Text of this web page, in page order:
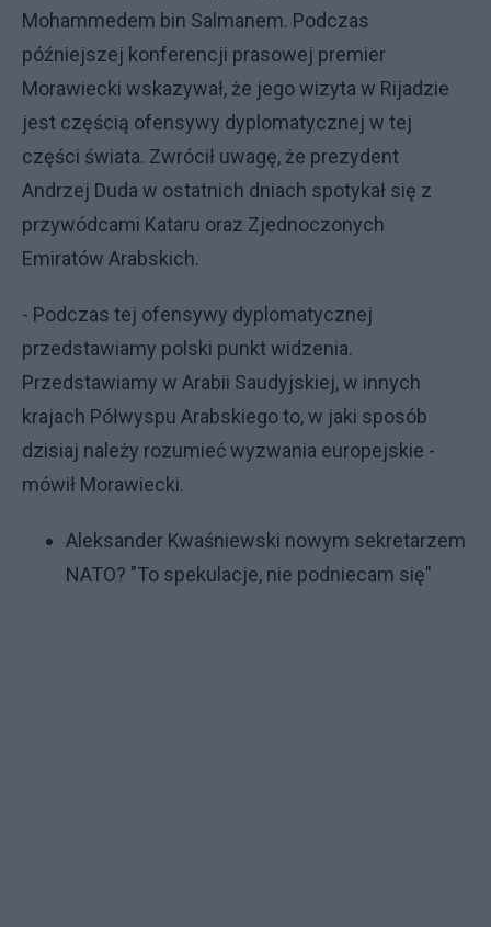
Mohammedem bin Salmanem. Podczas
późniejszej konferencji prasowej premier
Morawiecki wskazywał, że jego wizyta w Rijadzie
jest częścią ofensywy dyplomatycznej w tej
części świata. Zwrócił uwagę, że prezydent
Andrzej Duda w ostatnich dniach spotykał się z
przywódcami Kataru oraz Zjednoczonych
Emiratów Arabskich.
- Podczas tej ofensywy dyplomatycznej
przedstawiamy polski punkt widzenia.
Przedstawiamy w Arabii Saudyjskiej, w innych
krajach Półwyspu Arabskiego to, w jaki sposób
dzisiaj należy rozumieć wyzwania europejskie -
mówił Morawiecki.
Aleksander Kwaśniewski nowym sekretarzem
NATO? "To spekulacje, nie podniecam się"